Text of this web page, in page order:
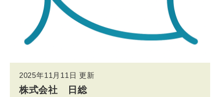
2025年11月11日 更新
株式会社 日総